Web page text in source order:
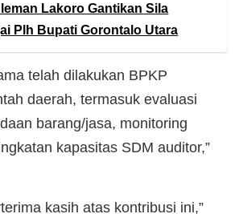
Lakoro Gantikan Sila
Plh Bupati Gorontalo Utara
telah dilakukan BPKP
daerah, termasuk evaluasi
barang/jasa, monitoring
kapasitas SDM auditor,”
kasih atas kontribusi ini,”